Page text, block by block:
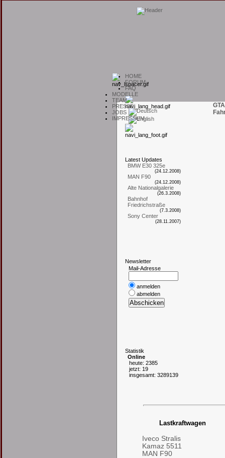
HOME
FORUM
FAQ
MODELLE
TEAM
PRESSE
JOBS
IMPRESSUM
L atest Updates
BMW E30 325e
(24.12.2008)
MAN F90
(24.12.2008)
Alte Nationalgalerie
(26.3.2008)
Bahnhof
Friedrichstraße
(7.3.2008)
Sony Center
(28.11.2007)
Newsletter
Mail-Adresse
anmelden
abmelden
Statistik
Online
heute: 2385
jetzt: 19
insgesamt: 3289139
Lastkraftwagen
Iveco Stralis
Kamaz 5511
MAN F90